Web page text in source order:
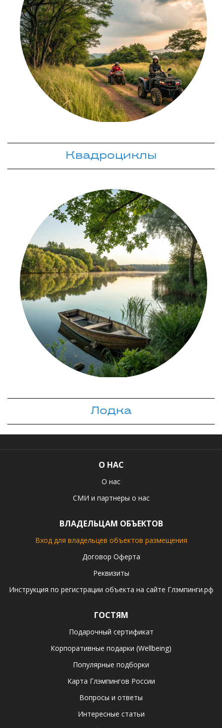
Квадроциклы
Лодка
О НАС
О нас
СМИ и партнеры о нас
ВЛАДЕЛЬЦАМ ОБЪЕКТОВ
Вход для владельцев объектов размещения
Договор Оферта
Реквизиты
Инструкция по регистрации объекта на сайте Глэмпинги.рф
ГОСТЯМ
Подарочный сертификат
Корпоративные подарки (Wellbeing)
Популярные подборки
Карта Глэмпингов России
Вопросы и ответы
Интересные статьи